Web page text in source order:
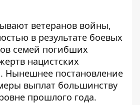
ветеранов войны,
в результате боевых
семей погибших
нацистских
Нынешнее постановление
выплат большинству
прошлого года.